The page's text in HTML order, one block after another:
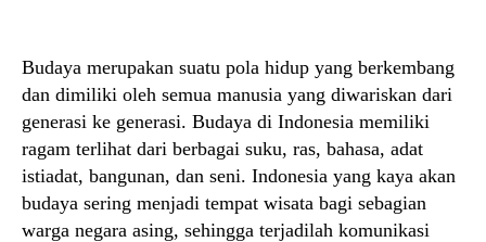
Budaya merupakan suatu pola hidup yang berkembang
dan dimiliki oleh semua manusia yang diwariskan dari
generasi ke generasi. Budaya di Indonesia memiliki
ragam terlihat dari berbagai suku, ras, bahasa, adat
istiadat, bangunan, dan seni. Indonesia yang kaya akan
budaya sering menjadi tempat wisata bagi sebagian
warga negara asing, sehingga terjadilah komunikasi